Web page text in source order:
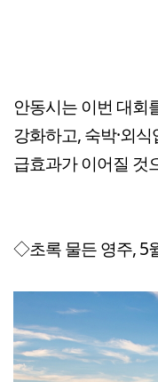
안동시는 이번 대회
강화하고, 숙박·외
급효과가 이어질 것
◇초록 물든 영주, 5